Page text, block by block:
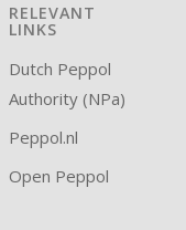
RELEVANT
LINKS
Dutch Peppol
Authority (NPa)
Peppol.nl
Open Peppol